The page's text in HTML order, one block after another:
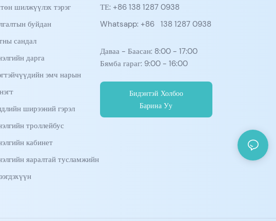
шилжүүлэх тэрэг
буйдан
сандал
дарга
эмч нарын
ширээний гэрэл
троллейбус
кабинет
яаралтай тусламжийн
ТЕ: +86 138 1287 0938
Whatsapp: +86 138 1287 0938
Даваа - Баасан: 8:00 - 17:00
Бямба гараг: 9:00 - 16:00
Бидэнтэй Холбоо
Барина Уу